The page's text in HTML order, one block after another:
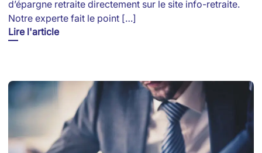
d’épargne retraite directement sur le site info-retraite.
Notre experte fait le point […]
Lire l'article